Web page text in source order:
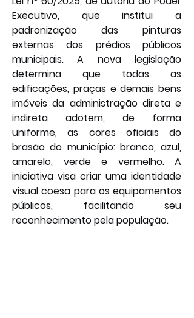
Executivo, que institui a
padronização das pinturas
externas dos prédios públicos
municipais. A nova legislação
determina que todas as
edificações, praças e demais bens
imóveis da administração direta e
indireta adotem, de forma
uniforme, as cores oficiais do
brasão do município: branco, azul,
amarelo, verde e vermelho. A
iniciativa visa criar uma identidade
visual coesa para os equipamentos
públicos, facilitando seu
reconhecimento pela população.